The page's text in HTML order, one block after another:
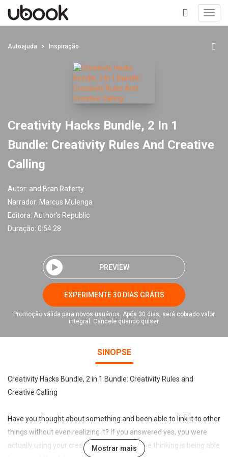
+
Autoajuda Inspiração
Creativity Hacks Bundle, 2 In 1
Bundle: Creativity Rules And Creative
Calling
Autor: and Bran Raferty
Narrador: Marcus Mulenga
Editora: Author's Republic
Duração: 0:54:28
PREVIEW
EXPERIMENTE 30 DIAS GRÁTIS
Promoção válida para novos usuários. Após 30 dias, será cobrado valor
integral. Cancele quando quiser.
SINOPSE
Creativity Hacks Bundle, 2 in 1 Bundle: Creativity Rules and
Creative Calling
Have you thought about something and been able to link it to other
things without even realizing it? If you answered yes, you were
actually using your creative thinking. Creative thinking is being able
Mostrar mais